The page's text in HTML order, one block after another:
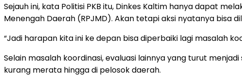
Sejauh ini, kata Politisi PKB itu, Dinkes Kaltim hanya dapat
Menengah Daerah (RPJMD). Akan tetapi aksi nyatanya bisa
“Jadi harapan kita ini ke depan bisa diperbaiki lagi masalah
Selain masalah koordinasi, evaluasi lainnya yang turut
kurang merata hingga di pelosok daerah.